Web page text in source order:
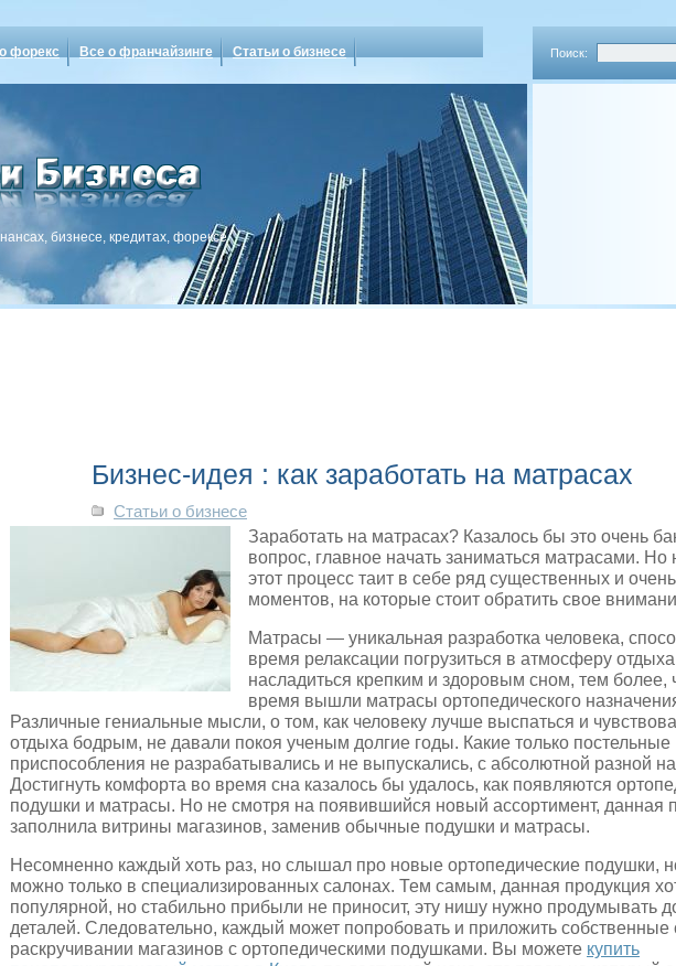
форекс Все о франчайзинге
Статьи о бизнесе
Поиск:
бизнесе, кредитах, форексе
Бизнес-идея : как заработать на матрасах
Статьи о бизнесе
Заработать на матрасах? Казалось бы это очень
вопрос, главное начать заниматься матрасами.
этот процесс таит в себе ряд существенных и
моментов, на которые стоит обратить свое
Матрасы — уникальная разработка человека,
время релаксации погрузиться в атмосферу
насладиться крепким и здоровым сном, тем более,
время вышли матрасы ортопедического
Различные гениальные мысли, о том, как человеку лучше выспаться и
отдыха бодрым, не давали покоя ученым долгие годы. Какие только постельные
приспособления не разрабатывались и не выпускались, с абсолютной разной
Достигнуть комфорта во время сна казалось бы удалось, как появляются
подушки и матрасы. Но не смотря на появившийся новый ассортимент, данная
заполнила витрины магазинов, заменив обычные подушки и матрасы.
Несомненно каждый хоть раз, но слышал про новые ортопедические подушки,
можно только в специализированных салонах. Тем самым, данная продукция
популярной, но стабильно прибыли не приносит, эту нишу нужно продумывать
деталей. Следовательно, каждый может попробовать и приложить собственные
раскручивании магазинов с ортопедическими подушками. Вы можете купить